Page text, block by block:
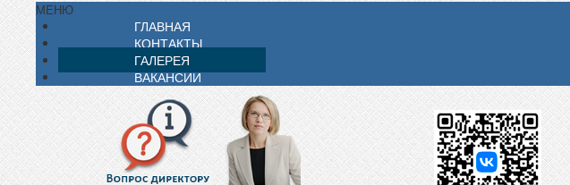
МЕНЮ
ГЛАВНАЯ
КОНТАКТЫ
ГАЛЕРЕЯ
ВАКАНСИИ